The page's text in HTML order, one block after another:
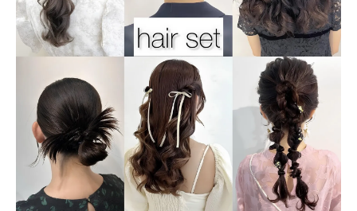
談法
自宅で簡単に再現できる髪型を提案する美
カットやカラーが得意な美容室の選び方を
紹介
トレンドヘアも自宅で再現できる秘訣があ
る美容室
美容室選びで重視したいアフターケアの充